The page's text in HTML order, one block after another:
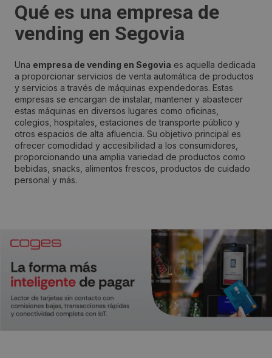
Qué es una empresa de
vending en Segovia
Una empresa de vending en Segovia es aquella dedicada
a proporcionar servicios de venta automática de productos
y servicios a través de máquinas expendedoras. Estas
empresas se encargan de instalar, mantener y abastecer
estas máquinas en diversos lugares como oficinas,
colegios, hospitales, estaciones de transporte público y
otros espacios de alta afluencia. Su objetivo principal es
ofrecer comodidad y accesibilidad a los consumidores,
proporcionando una amplia variedad de productos como
bebidas, snacks, alimentos frescos, productos de cuidado
personal y más.